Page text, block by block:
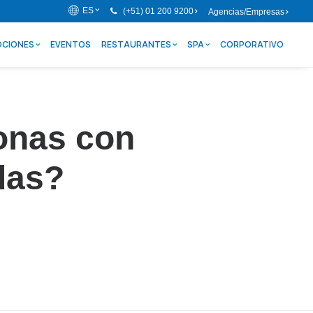
ES (+51) 01 200 9200 Agencias/Empresas
EVENTOS RESTAURANTES SPA CORPORATIVO
con